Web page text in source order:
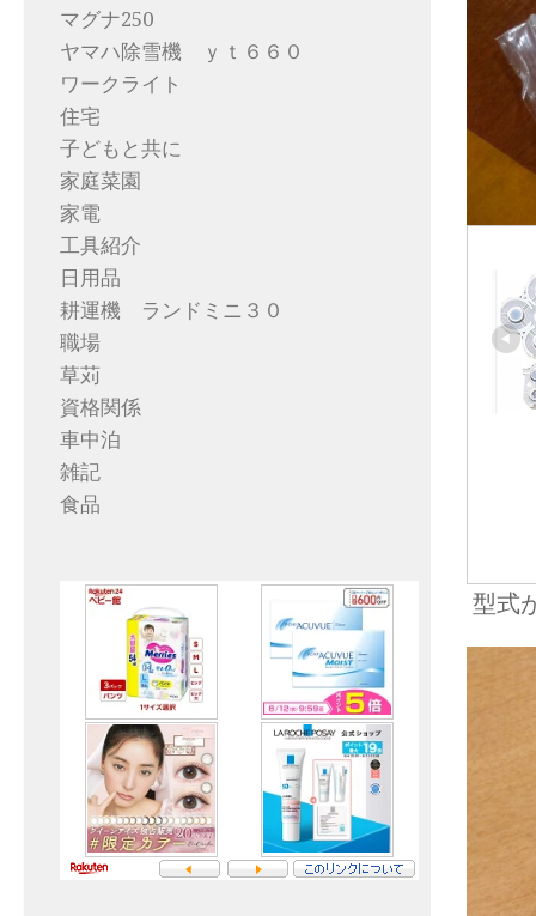
型式
マグナ250
ヤマハ除雪機 ｙｔ６６０
ワークライト
住宅
子どもと共に
家庭菜園
家電
工具紹介
日用品
耕運機 ランドミニ３０
職場
草苅
資格関係
車中泊
雑記
食品